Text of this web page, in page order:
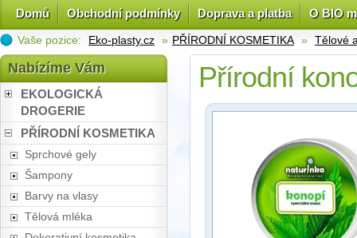
Domů Obchodní podmínky Doprava a platba O BIO
Vaše pozice: Eko-plasty.cz » PŘÍRODNÍ KOSMETIKA » Tělové
Nabízíme Vám
EKOLOGICKÁ
DROGERIE
PŘÍRODNÍ KOSMETIKA
Sprchové gely
Šampony
Barvy na vlasy
Tělová mléka
Přírodní